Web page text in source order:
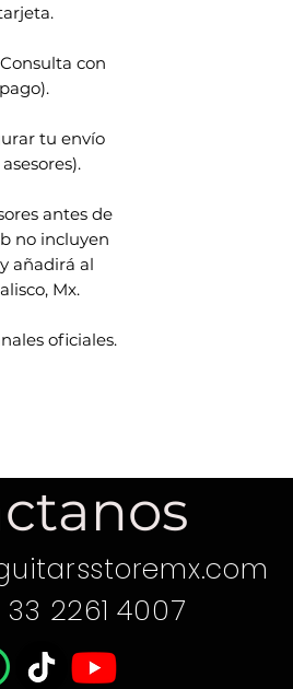
con
tu envío
antes de
no incluyen
añadirá al
Mx.
oficiales.
33 2261 4007